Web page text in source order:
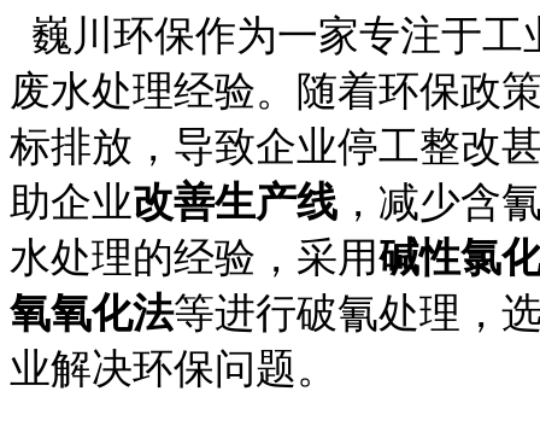
巍川环保作为一家专注于
废水处理经验。随着环保政
标排放，导致企业停工整改
助企业改善生产线 ，减少含
水处理的经验，采用碱性氯
氧氧化法等进行破氰处理，
业解决环保问题。